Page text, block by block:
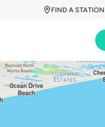
FIND A STATION